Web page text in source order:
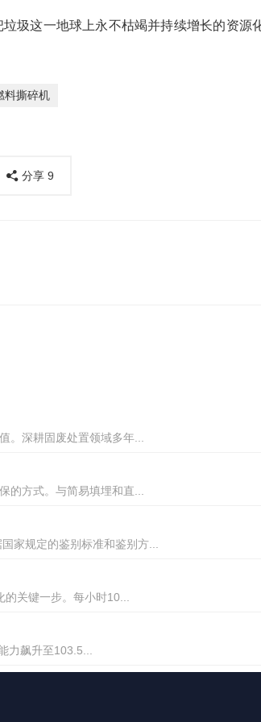
圾这一地球上永不枯竭并持续增长的资源
料撕碎机
分享 9
。深耕固废处置领域多年...
的方式。与简易填埋和直...
家规定的鉴别标准和鉴别方...
关键一步。每小时10...
力飙升至103.5...